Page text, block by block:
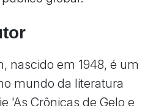
nascido em 1948, é um
mundo da literatura
'As Crônicas de Gelo e